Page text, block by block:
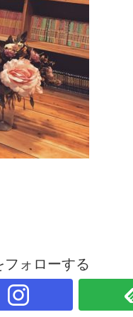
フォローする